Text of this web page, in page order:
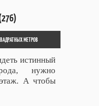
МЕТРОВ
истинный
нужно
А чтобы